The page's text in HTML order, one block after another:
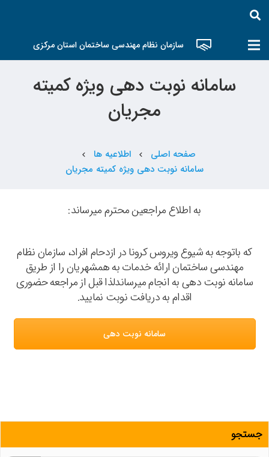
سازمان نظام مهندسی ساختمان استان مرکزی
سامانه نوبت دهی ویژه کمیته
مجریان
صفحه اصلی chevron_left اطلاعیه ها chevron_left
سامانه نوبت دهی ویژه کمیته مجریان
به اطلاع مراجعین محترم میرساند:
که باتوجه به شیوع ویروس کرونا در ازدحام افراد، سازمان نظام
مهندسی ساختمان ارائه خدمات به همشهریان را از طریق
سامانه نوبت دهی به انجام میرساندلذا قبل از مراجعه حضوری
اقدام به دریافت نوبت نمایید.
سامانه نوبت دهی
جستجو